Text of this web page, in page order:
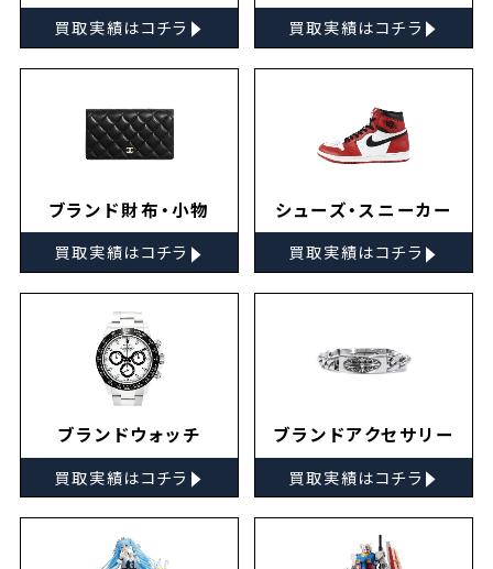
買取実績はコチラ ▸ 買取実績はコチラ ▸
ブランド財布・小物
買取実績はコチラ ▸
シューズ・スニーカー
買取実績はコチラ ▸
ブランドウォッチ
買取実績はコチラ ▸
ブランドアクセサリー
買取実績はコチラ ▸